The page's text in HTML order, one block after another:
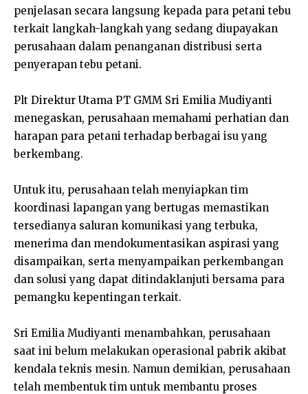
penjelasan secara langsung kepada para petani tebu
terkait langkah-langkah yang sedang diupayakan
perusahaan dalam penanganan distribusi serta
penyerapan tebu petani.
Plt Direktur Utama PT GMM Sri Emilia Mudiyanti
menegaskan, perusahaan memahami perhatian dan
harapan para petani terhadap berbagai isu yang
berkembang.
Untuk itu, perusahaan telah menyiapkan tim
koordinasi lapangan yang bertugas memastikan
tersedianya saluran komunikasi yang terbuka,
menerima dan mendokumentasikan aspirasi yang
disampaikan, serta menyampaikan perkembangan
dan solusi yang dapat ditindaklanjuti bersama para
pemangku kepentingan terkait.
Sri Emilia Mudiyanti menambahkan, perusahaan
saat ini belum melakukan operasional pabrik akibat
kendala teknis mesin. Namun demikian, perusahaan
telah membentuk tim untuk membantu proses